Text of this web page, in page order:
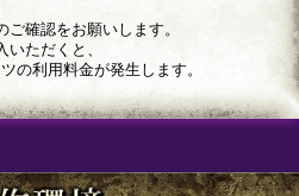
ご確認をお願いします。
いただくと、
の利用料金が発生します。